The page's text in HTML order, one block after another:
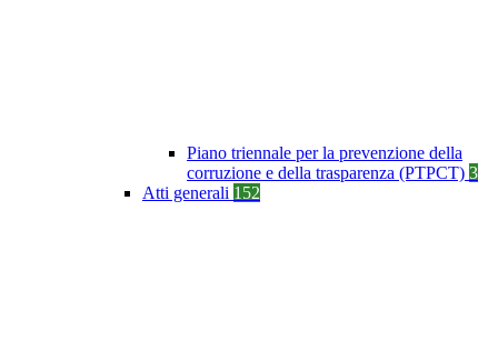
Piano triennale per la prevenzione della
corruzione e della trasparenza (PTPCT) 3
Atti generali 152